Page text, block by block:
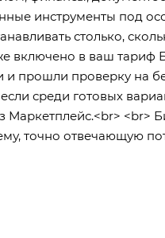
инструменты под
столько,
включено в ваш тариф
проверку на
среди готовых
Маркетплейс.<br>
точно отвечающую